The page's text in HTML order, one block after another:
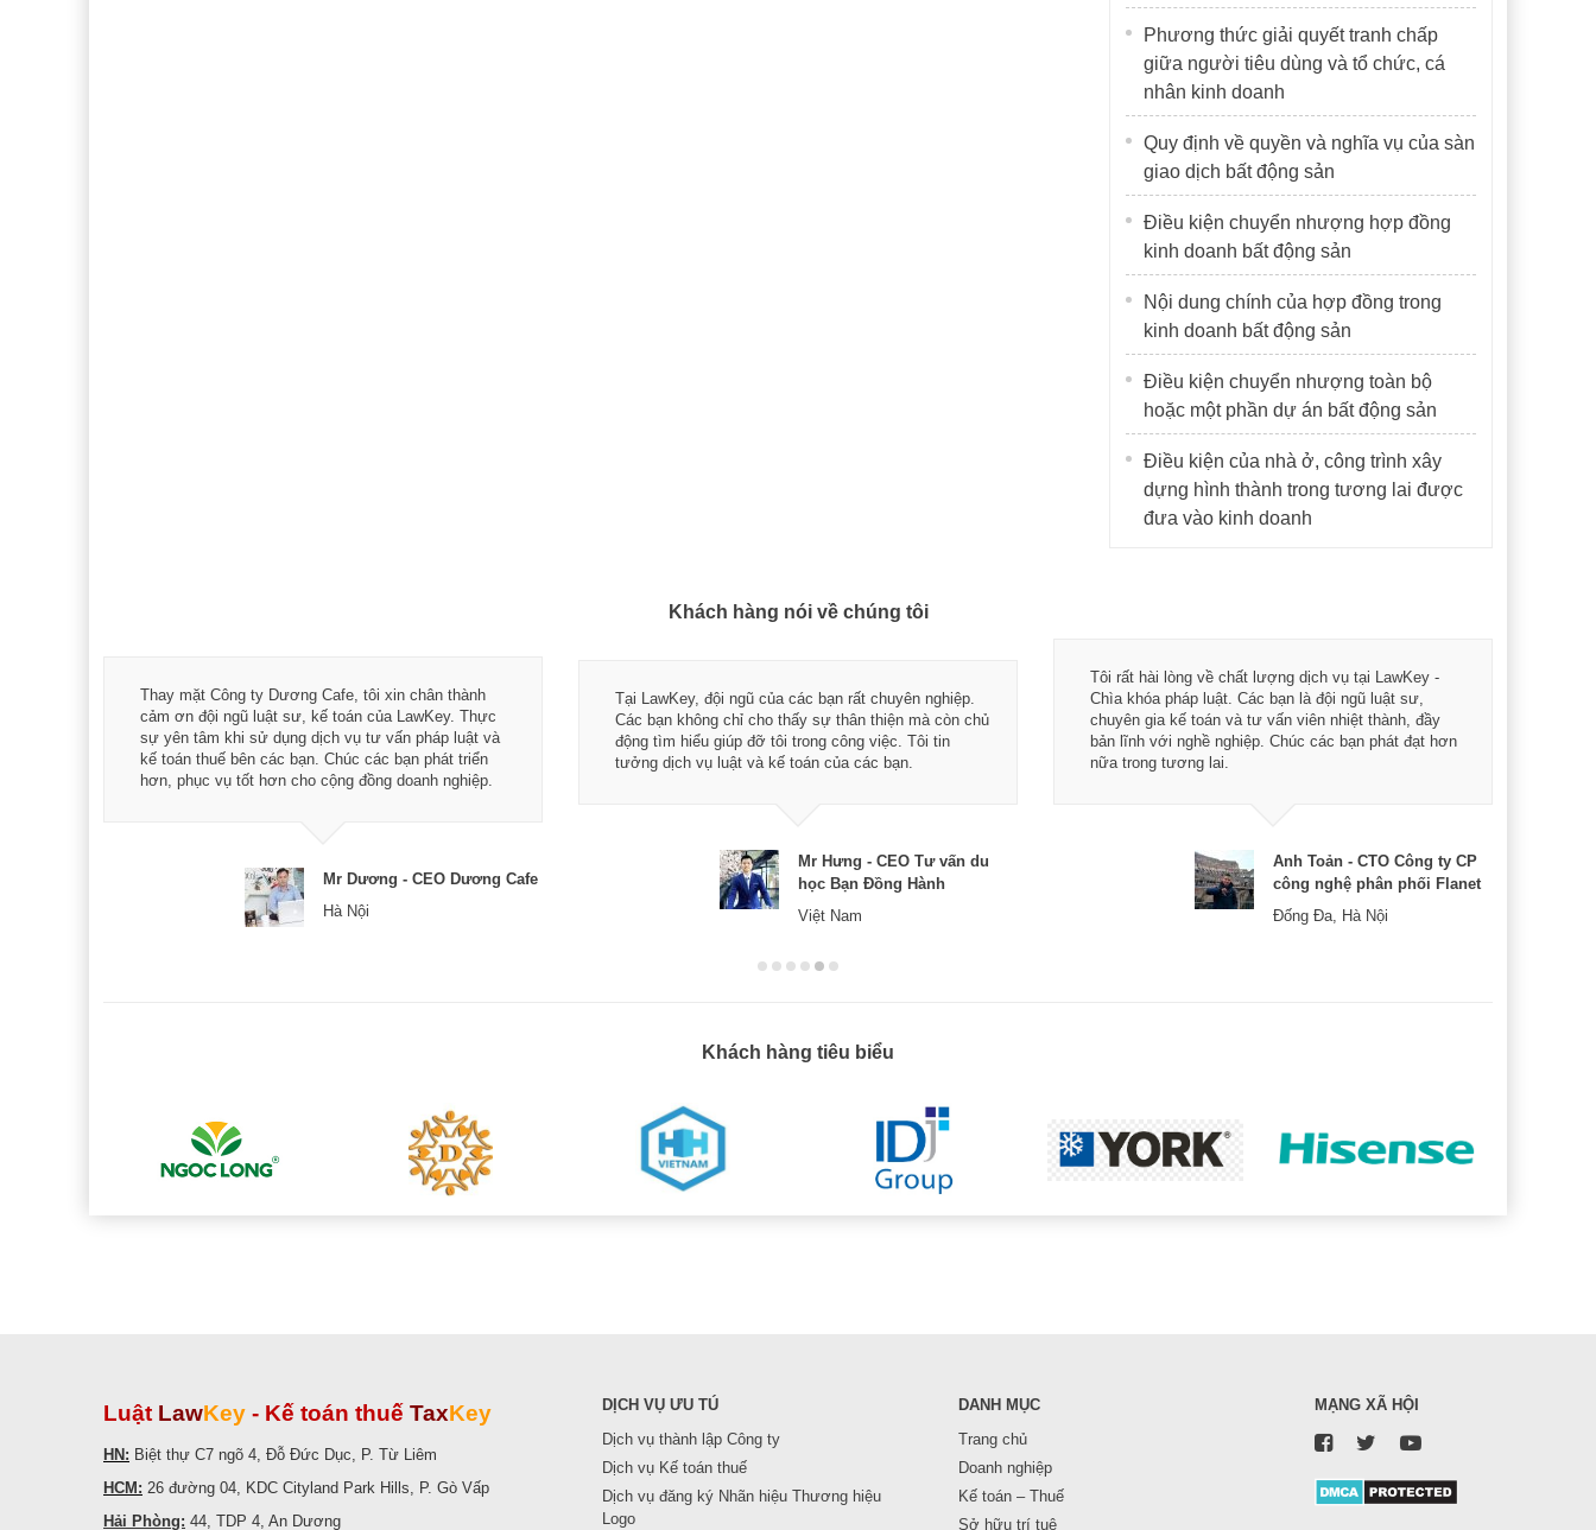
Phương thức giải quyết tranh chấp
giữa người tiêu dùng và tổ chức, cá
nhân kinh doanh
Quy định về quyền và nghĩa vụ của sàn
giao dịch bất động sản
Điều kiện chuyển nhượng hợp đồng
kinh doanh bất động sản
Nội dung chính của hợp đồng trong
kinh doanh bất động sản
Điều kiện chuyển nhượng toàn bộ
hoặc một phần dự án bất động sản
Điều kiện của nhà ở, công trình xây
dựng hình thành trong tương lai được
đưa vào kinh doanh
Khách hàng nói về chúng tôi
Thay mặt Công ty Dương Cafe, tôi xin chân thành
cảm ơn đội ngũ luật sư, kế toán của LawKey. Thực
sự yên tâm khi sử dụng dịch vụ tư vấn pháp luật và
kế toán thuế bên các bạn. Chúc các bạn phát triển
hơn, phục vụ tốt hơn cho cộng đồng doanh nghiệp.
Mr Dương - CEO Dương Cafe
Hà Nội
Tại LawKey, đội ngũ của các bạn rất chuyên nghiệp.
Các bạn không chỉ cho thấy sự thân thiện mà còn chủ
động tìm hiểu giúp đỡ tôi trong công việc. Tôi tin
tưởng dịch vụ luật và kế toán của các bạn.
Mr Hưng - CEO Tư vấn du
học Bạn Đồng Hành
Việt Nam
Tôi rất hài lòng về chất lượng dịch vụ tại LawKey -
Chìa khóa pháp luật. Các bạn là đội ngũ luật sư,
chuyên gia kế toán và tư vấn viên nhiệt thành, đầy
bản lĩnh với nghề nghiệp. Chúc các bạn phát đạt hơn
nữa trong tương lai.
Anh Toản - CTO Công ty CP
công nghệ phân phối Flanet
Đống Đa, Hà Nội
Khách hàng tiêu biểu
Luật LawKey - Kế toán thuế TaxKey
HN: Biệt thự C7 ngõ 4, Đỗ Đức Dục, P. Từ Liêm
HCM: 26 đường 04, KDC Cityland Park Hills, P. Gò Vấp
Hải Phòng: 44, TDP 4, An Dương
DỊCH VỤ ƯU TÚ
Dịch vụ thành lập Công ty
Dịch vụ Kế toán thuế
Dịch vụ đăng ký Nhãn hiệu Thương hiệu
Logo
DANH MỤC
Trang chủ
Doanh nghiệp
Kế toán – Thuế
Sở hữu trí tuệ
MẠNG XÃ HỘI